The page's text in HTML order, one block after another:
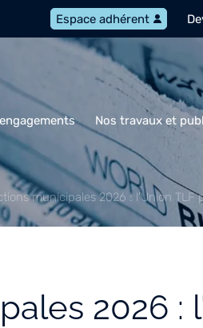
Espace adhérent
Nos travaux et
municipales 2026 : l’Union TLF
2026 :